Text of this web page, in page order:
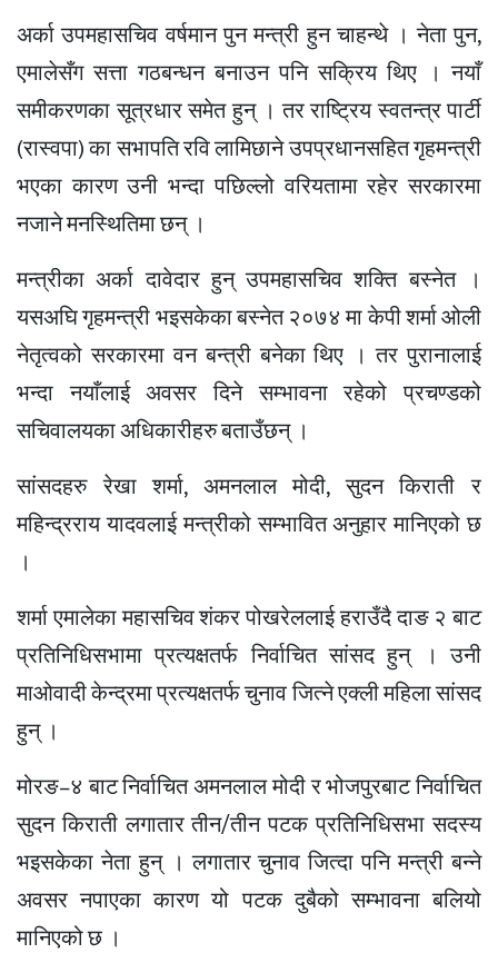
अर्का उपमहासचिव वर्षमान पुन मन्त्री हुन चाहन्थे । नेता पुन,
एमालेसँग सत्ता गठबन्धन बनाउन पनि सक्रिय थिए । नयाँ
समीकरणका सूत्रधार समेत हुन् । तर राष्ट्रिय स्वतन्त्र पार्टी
(रास्वपा) का सभापति रवि लामिछाने उपप्रधानसहित गृहमन्त्री
भएका कारण उनी भन्दा पछिल्लो वरियतामा रहेर सरकारमा
नजाने मनस्थितिमा छन् ।
मन्त्रीका अर्का दावेदार हुन् उपमहासचिव शक्ति बस्नेत ।
यसअघि गृहमन्त्री भइसकेका बस्नेत २०७४ मा केपी शर्मा ओली
नेतृत्वको सरकारमा वन बन्त्री बनेका थिए । तर पुरानालाई
भन्दा नयाँलाई अवसर दिने सम्भावना रहेको प्रचण्डको
सचिवालयका अधिकारीहरु बताउँछन् ।
सांसदहरु रेखा शर्मा, अमनलाल मोदी, सुदन किराती र
महिन्द्रराय यादवलाई मन्त्रीको सम्भावित अनुहार मानिएको छ
।
शर्मा एमालेका महासचिव शंकर पोखरेललाई हराउँदै दाङ २ बाट
प्रतिनिधिसभामा प्रत्यक्षतर्फ निर्वाचित सांसद हुन् । उनी
माओवादी केन्द्रमा प्रत्यक्षतर्फ चुनाव जित्ने एक्ली महिला सांसद
हुन् ।
मोरङ–४ बाट निर्वाचित अमनलाल मोदी र भोजपुरबाट निर्वाचित
सुदन किराती लगातार तीन/तीन पटक प्रतिनिधिसभा सदस्य
भइसकेका नेता हुन् । लगातार चुनाव जित्दा पनि मन्त्री बन्ने
अवसर नपाएका कारण यो पटक दुबैको सम्भावना बलियो
मानिएको छ ।